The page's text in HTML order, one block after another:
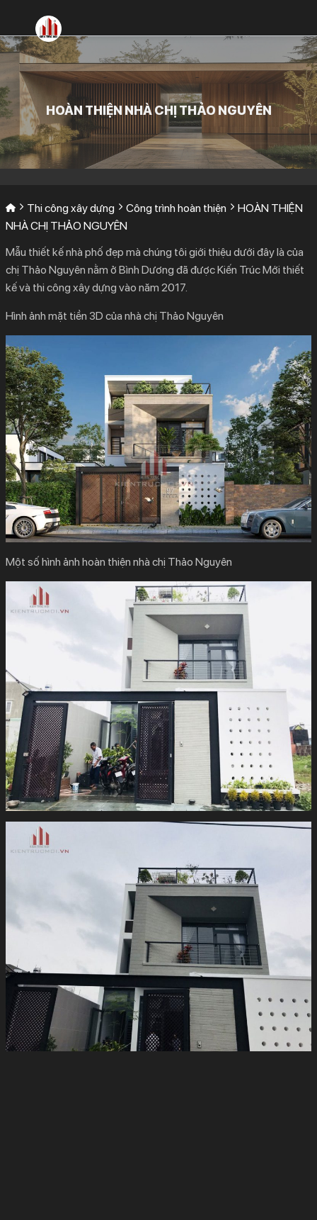
nội
dung
HOÀN THIỆN NHÀ CHỊ THẢO NGUYÊN
Thi công xây dựng Công trình hoàn thiện
HOÀN THIỆN
NHÀ CHỊ THẢO NGUYÊN
Mẫu thiết kế nhà phố đẹp mà chúng tôi giới thiệu dưới đây là của
chị Thảo Nguyên nằm ở Bình Dương đã được Kiến Trúc Mới thiết
kế và thi công xây dựng vào năm 2017.
Hình ảnh mặt tiền 3D của nhà chị Thảo Nguyên
Một số hình ảnh hoàn thiện nhà chị Thảo Nguyên